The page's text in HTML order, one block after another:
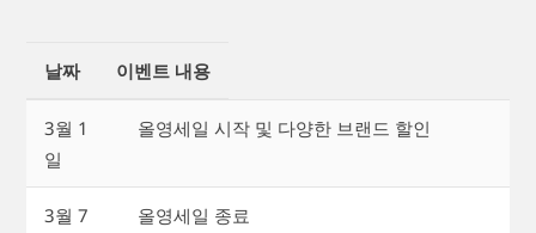
날짜 이벤트 내용
3월 1
일
올영세일 시작 및 다양한 브랜드 할인
3월 7
올영세일 종료